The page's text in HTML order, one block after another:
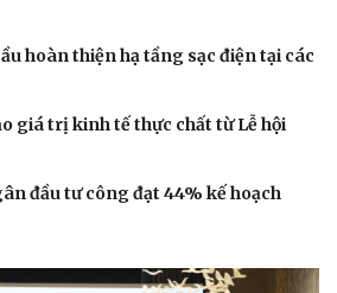
hoàn thiện hạ tầng sạc điện tại các
giá trị kinh tế thực chất từ Lễ hội
đầu tư công đạt 44% kế hoạch